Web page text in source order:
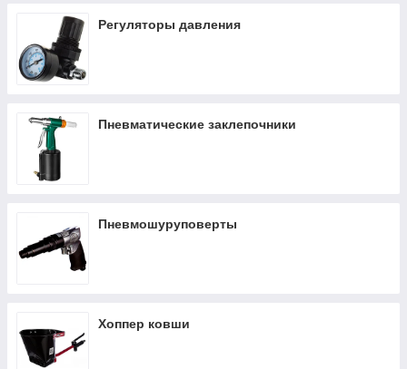
Регуляторы давления
Пневматические заклепочники
Пневмошуруповерты
Хоппер ковши